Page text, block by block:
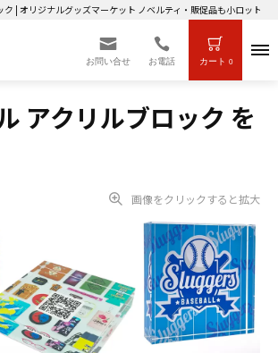
| オリジナルグッズマーケット ノベルティ・販促品も小ロット～
お問い合せ お電話 カート 0
アクリルブロック を
画像をクリックすると拡大